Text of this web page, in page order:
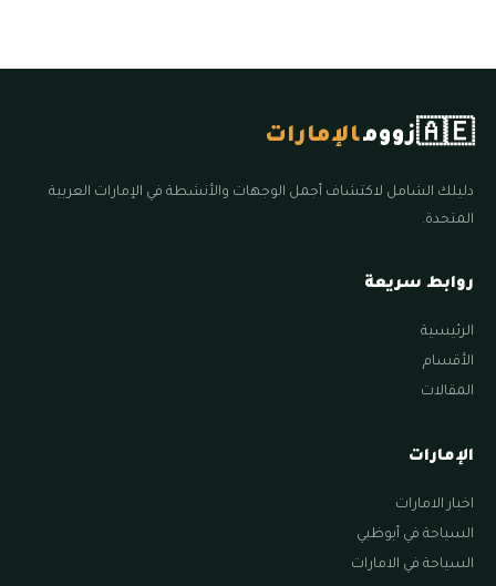
🇦🇪زوومالإمارات
دليلك الشامل لاكتشاف أجمل الوجهات والأنشطة في الإمارات العربية
المتحدة.
روابط سريعة
الرئيسية
الأقسام
المقالات
الإمارات
اخبار الامارات
السياحة في أبوظبي
السياحة في الامارات